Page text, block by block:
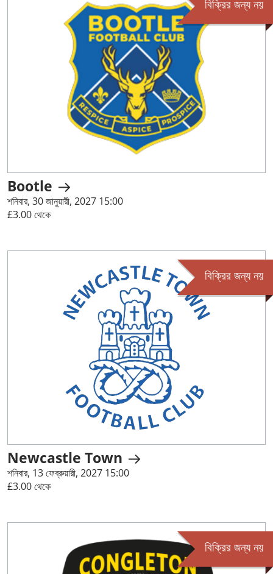
বিক্রির জন্য নয়
Bootle
শনিবার, 30 জানুয়ারী, 2027 15:00
£3.00 থেকে
বিক্রির জন্য নয়
Newcastle Town
শনিবার, 13 ফেব্রুয়ারী, 2027 15:00
£3.00 থেকে
বিক্রির জন্য নয়